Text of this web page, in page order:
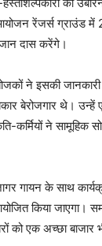
रेंजर्स ग्राउंड
दास करेंगे।
ने इसकी जानकारी
बेरोजगार थे।
कर्मियों ने
गायन के साथ
किया जाएगा।
को एक अच्छा बाजार